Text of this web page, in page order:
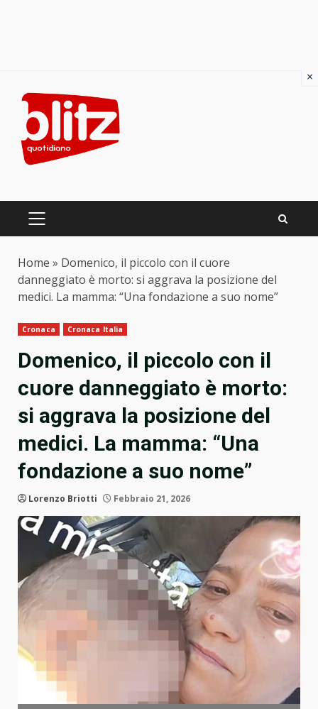
content
PRIMARY
Home » Domenico, il piccolo con il cuore
danneggiato è morto: si aggrava la posizione del
medici. La mamma: “Una fondazione a suo nome”
Cronaca Cronaca Italia
Domenico, il piccolo con il
cuore danneggiato è morto:
si aggrava la posizione del
medici. La mamma: “Una
fondazione a suo nome”
Lorenzo Briotti Febbraio 21, 2026
×